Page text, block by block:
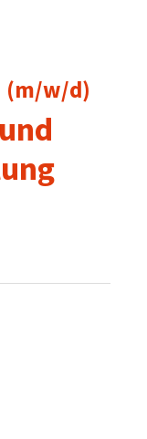
(m/w/d)